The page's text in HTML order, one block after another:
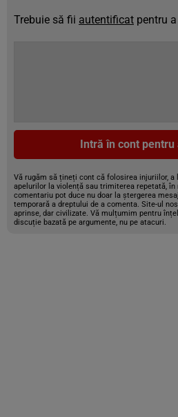
Trebuie să fii autentificat pentru
Intră în cont pentru
Vă rugăm să țineți cont că folosirea injuriilor,
apelurilor la violență sau trimiterea repetată, în
comentariu pot duce nu doar la ștergerea
temporară a dreptului de a comenta. Site-ul
aprinse, dar civilizate. Vă mulțumim pentru
discuție bazată pe argumente, nu pe atacuri.